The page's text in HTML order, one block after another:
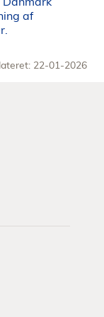
af
22-01-2026